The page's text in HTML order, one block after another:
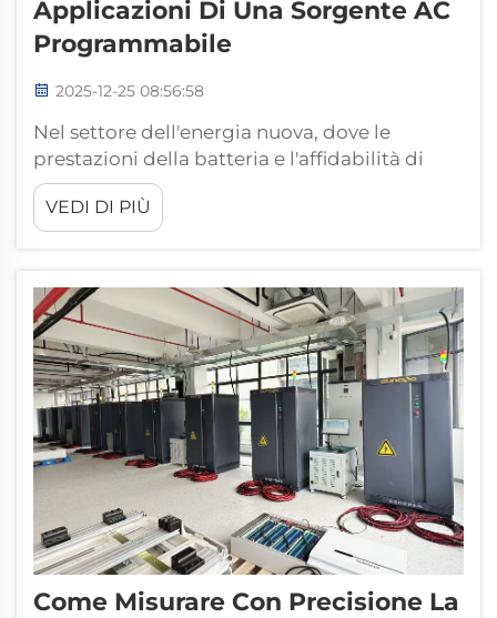
Applicazioni Di Una Sorgente AC
Programmabile
2025-12-25 08:56:58
Nel settore dell'energia nuova, dove le
prestazioni della batteria e l'affidabilità di
collegamento alla rete determinano
direttamente la fattibilità del prodotto, una
sorgente AC programmabile non è più
simulazione dell'alimentazione, ma svolge un
ruolo fondamentale come dispositivo di
supporto per ...
VEDI DI PIÙ
Come Misurare Con Precisione La